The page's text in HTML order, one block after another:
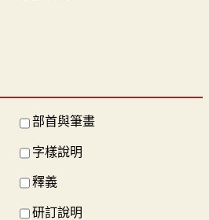
部首與筆畫
字樣說明
釋義
研訂說明